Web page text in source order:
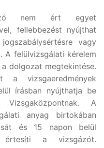
nem ért egyet
fellebbezést nyújthat
vagy
A felülvizsgálati kérelem
dolgozat megtekintése.
a vizsgaeredmények
írásban nyújthatja be
A
anyag birtokában
és 15 napon belül
a vizsgázót.